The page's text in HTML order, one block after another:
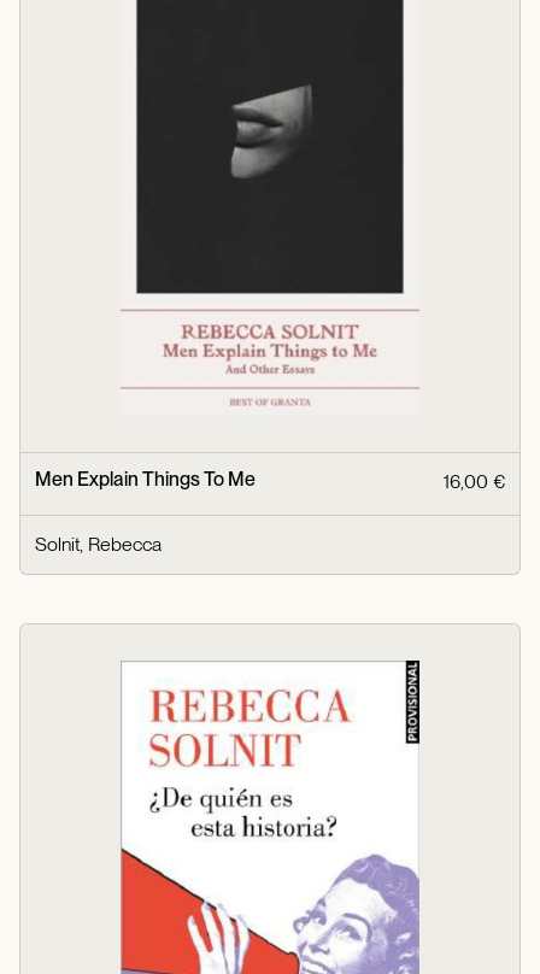
Men Explain Things To Me 16,00 €
Solnit, Rebecca